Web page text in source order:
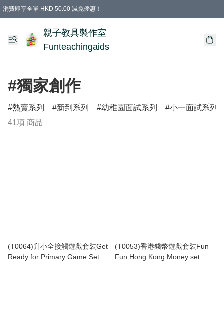
消費即享全單 HKD 50.00 減免優惠！
購物滿 HKD 699.00即享免運費優惠！（適用於 特定的送貨方式 )
凡購物滿HKD 699.00，即享免費禮品
親子教具製作室
Funteachingaids
#獨家創作
熱賣系列 新到系列 幼稚園面試系列
小一面試系列
41項 商品
(T0064)升小全接觸遊戲套裝Get
Ready for Primary Game Set
(T0053)香港錢幣遊戲套裝Fun
Fun Hong Kong Money set